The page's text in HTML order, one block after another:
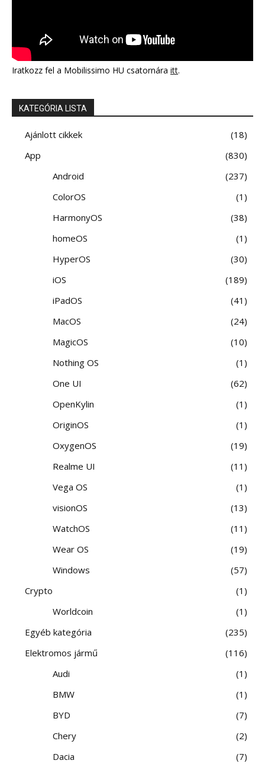
Iratkozz fel a Mobilissimo HU csatornára itt.
KATEGÓRIA LISTA
Ajánlott cikkek
18
App
830
Android
237
ColorOS
1
HarmonyOS
38
homeOS
1
HyperOS
30
iOS
189
iPadOS
41
MacOS
24
MagicOS
10
Nothing OS
1
One UI
62
OpenKylin
1
OriginOS
1
OxygenOS
19
Realme UI
11
Vega OS
1
visionOS
13
WatchOS
11
Wear OS
19
Windows
57
Crypto
1
Worldcoin
1
Egyéb kategória
235
Elektromos jármű
116
Audi
1
BMW
1
BYD
7
Chery
2
Dacia
7